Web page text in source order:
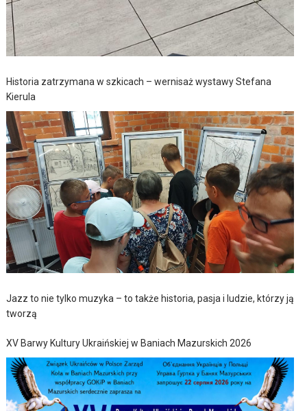
Historia zatrzymana w szkicach – wernisaż wystawy Stefana
Kierula
Jazz to nie tylko muzyka – to także historia, pasja i ludzie, którzy ją
tworzą
XV Barwy Kultury Ukraińskiej w Baniach Mazurskich 2026